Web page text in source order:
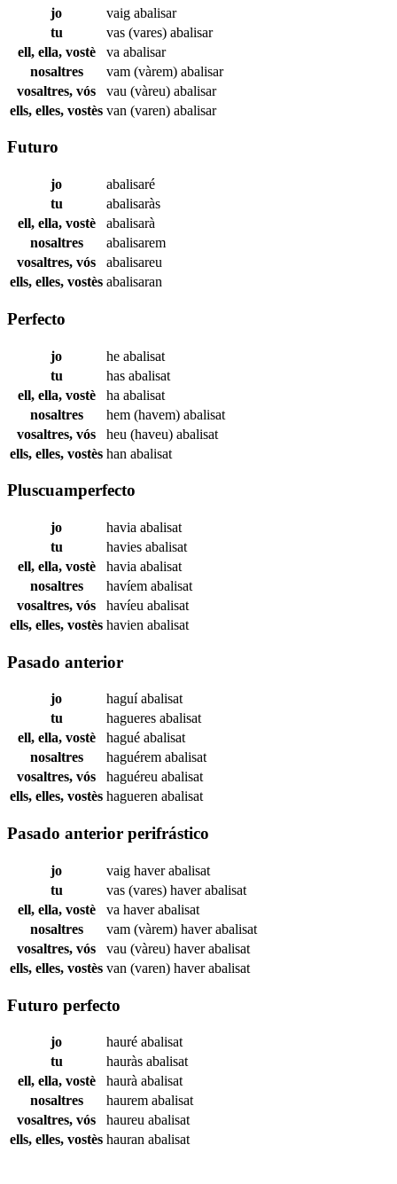
jo vaig abalisar
tu
vas (vares) abalisar
ell, ella, vostè
va abalisar
nosaltres
vam (vàrem) abalisar
vosaltres, vós
vau (vàreu) abalisar
ells, elles, vostès van (varen) abalisar
Futuro
jo
abalisaré
tu
abalisaràs
ell, ella, vostè
abalisarà
nosaltres
abalisarem
vosaltres, vós
abalisareu
ells, elles, vostès abalisaran
Perfecto
jo he abalisat
tu
has abalisat
ell, ella, vostè
ha abalisat
nosaltres
hem (havem) abalisat
vosaltres, vós
heu (haveu) abalisat
ells, elles, vostès han abalisat
Pluscuamperfecto
jo havia abalisat
tu
havies abalisat
ell, ella, vostè
havia abalisat
nosaltres
havíem abalisat
vosaltres, vós
havíeu abalisat
ells, elles, vostès havien abalisat
Pasado anterior
jo haguíabalisat
tu
hagueres abalisat
ell, ella, vostè
hagué abalisat
nosaltres
haguérem abalisat
vosaltres, vós
haguéreu abalisat
ells, elles, vostès hagueren abalisat
Pasado anterior perifrástico
jo vaig haverabalisat
tu
vas (vares) haverabalisat
ell, ella, vostè
va haverabalisat
nosaltres
vam (vàrem) haverabalisat
vosaltres, vós
vau (vàreu) haverabalisat
ells, elles, vostès van (varen) haverabalisat
Futuro perfecto
jo hauré abalisat
tu
hauràs abalisat
ell, ella, vostè
haurà abalisat
nosaltres
haurem abalisat
vosaltres, vós
haureu abalisat
ells, elles, vostès hauran abalisat